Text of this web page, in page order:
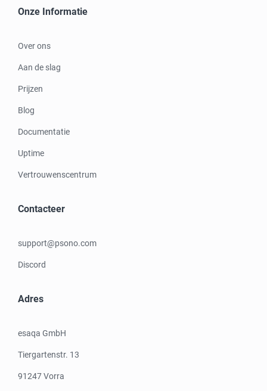
Onze Informatie
Over ons
Aan de slag
Prijzen
Blog
Documentatie
Uptime
Vertrouwenscentrum
Contacteer
support@psono.com
Discord
Adres
esaqa GmbH
Tiergartenstr. 13
91247 Vorra